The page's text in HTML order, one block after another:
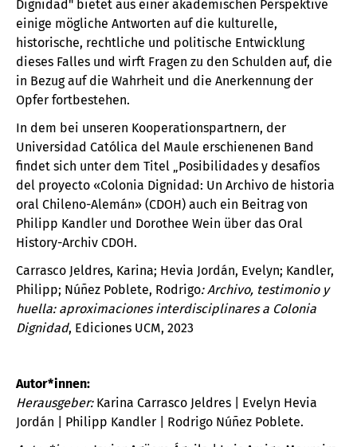
Dignidad" bietet aus einer akademischen Perspektive
einige mögliche Antworten auf die kulturelle,
historische, rechtliche und politische Entwicklung
dieses Falles und wirft Fragen zu den Schulden auf, die
in Bezug auf die Wahrheit und die Anerkennung der
Opfer fortbestehen.
In dem bei unseren Kooperationspartnern, der
Universidad Católica del Maule erschienenen Band
findet sich unter dem Titel „Posibilidades y desafíos
del proyecto «Colonia Dignidad: Un Archivo de historia
oral Chileno-Alemán» (CDOH) auch ein Beitrag von
Philipp Kandler und Dorothee Wein über das Oral
History-Archiv CDOH.
Carrasco Jeldres, Karina; Hevia Jordán, Evelyn; Kandler,
Philipp; Núñez Poblete, Rodrigo:Archivo, testimonio y
huella: aproximaciones interdisciplinares a Colonia
Dignidad, Ediciones UCM, 2023
Autor*innen:
Herausgeber: Karina Carrasco Jeldres | Evelyn Hevia
Jordán | Philipp Kandler | Rodrigo Núñez Poblete.